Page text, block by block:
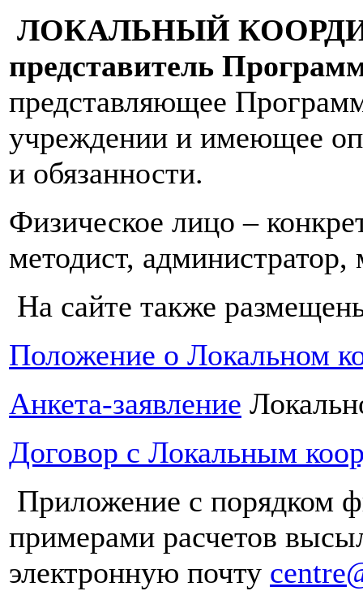
ЛОКАЛЬНЫЙ
представитель
представляющее
учреждении и имеющее
и обязанности.
Физическое лицо –
методист,
На сайте также
Положение о Локальном
Анкета-заявление
Договор с Локальным
Приложение с порядком
примерами расчетов
электронную почту